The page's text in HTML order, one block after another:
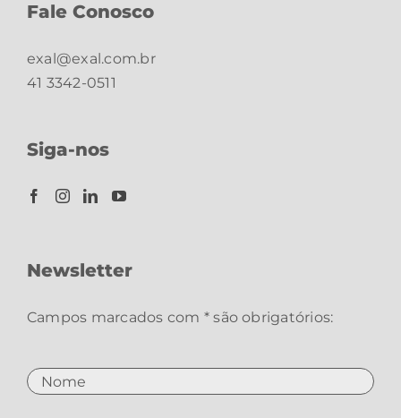
Fale Conosco
exal@exal.com.br
41 3342-0511
Siga-nos
Newsletter
Campos marcados com * são obrigatórios: